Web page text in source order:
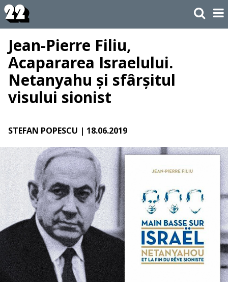
Jean-Pierre Filiu,
Acapararea Israelului.
Netanyahu și sfârșitul
visului sionist
STEFAN POPESCU | 18.06.2019